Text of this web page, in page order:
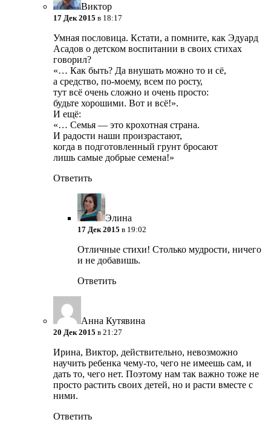
Виктор
17 Дек 2015 в 18:17
Умная пословица. Кстати, а помните, как Эдуард
Асадов о детском воспитании в своих стихах
говорил?
«… Как быть? Да внушать можно то и сё,
а средство, по-моему, всем по росту,
тут всё очень сложно и очень просто:
будьте хорошими. Вот и всё!».
И ещё:
«… Семья — это крохотная страна.
И радости наши произрастают,
когда в подготовленный грунт бросают
лишь самые добрые семена!»
Ответить
Элина
17 Дек 2015 в 19:02
Отличные стихи! Столько мудрости, ничего
и не добавишь.
Ответить
Анна Кутявина
20 Дек 2015 в 21:27
Ирина, Виктор, действительно, невозможно
научить ребенка чему-то, чего не имеешь сам, и
дать то, чего нет. Поэтому нам так важно тоже не
просто растить своих детей, но и расти вместе с
ними.
Ответить